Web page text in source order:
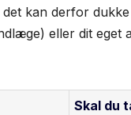
kan derfor
eller dit eget
Skal du